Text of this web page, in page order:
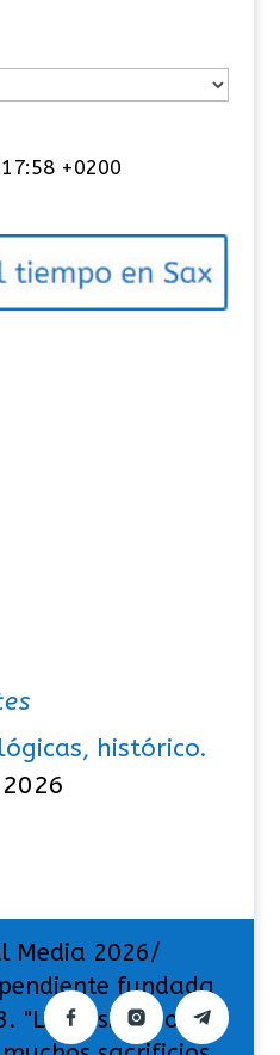
+0200
histórico.
Media 2026/
fundada
"La pasión por